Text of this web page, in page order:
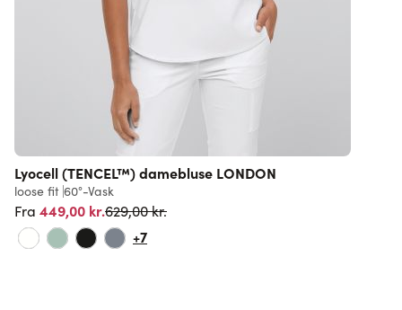
Lyocell (TENCEL™) damebluse LONDON
loose fit 60°-Vask
Fra 449,00 kr.Normalpris
629,00 kr.
+7